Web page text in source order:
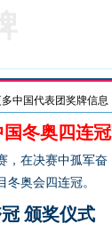
中国代表团奖牌信息
冬奥四连冠
，在决赛中孤军奋
奥会四连冠。
颁奖仪式